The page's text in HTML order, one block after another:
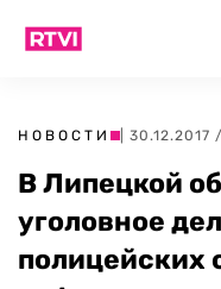
НОВОСТИ | 30.12.2017
В Липецкой
уголовное
полицейских